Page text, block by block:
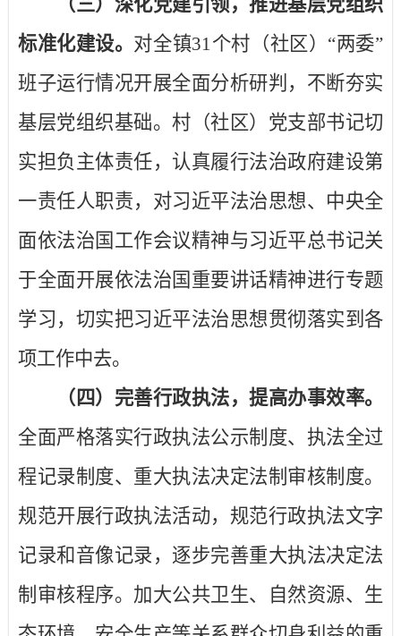
（三）深化党建引领，推进基层党组织
标准化建设。 对全镇31个村（社区）“两委”
班子运行情况开展全面分析研判，不断夯实
基层党组织基础。村（社区）党支部书记切
实担负主体责任，认真履行法治政府建设第
一责任人职责，对习近平法治思想、中央全
面依法治国工作会议精神与习近平总书记关
于全面开展依法治国重要讲话精神进行专题
学习，切实把习近平法治思想贯彻落实到各
项工作中去。
（四）完善行政执法，提高办事效率。
全面严格落实行政执法公示制度、执法全过
程记录制度、重大执法决定法制审核制度。
规范开展行政执法活动，规范行政执法文字
记录和音像记录，逐步完善重大执法决定法
制审核程序。加大公共卫生、自然资源、生